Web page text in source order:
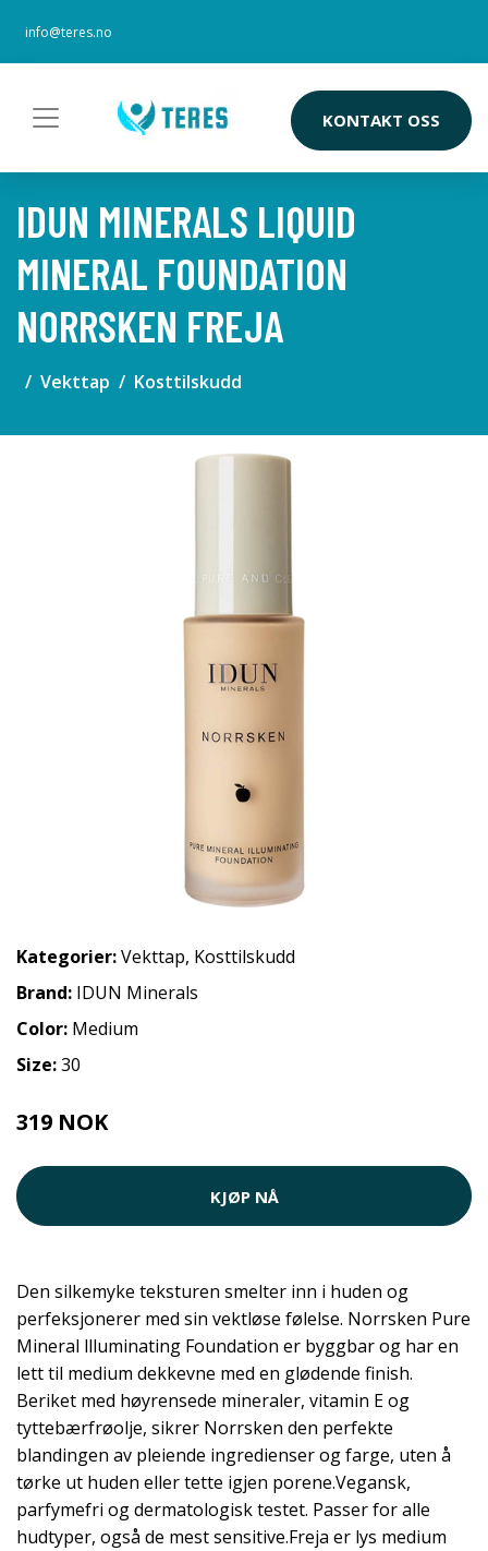
info@teres.no
KONTAKT OSS
IDUN MINERALS LIQUID
MINERAL FOUNDATION
NORRSKEN FREJA
Vekttap Kosttilskudd
Kategorier:Vekttap, Kosttilskudd
Brand: IDUN Minerals
Color: Medium
Size:30
319 NOK
KJØP NÅ
Den silkemyke teksturen smelter inn i huden og
perfeksjonerer med sin vektløse følelse. Norrsken Pure
Mineral llluminating Foundation er byggbar og har en
lett til medium dekkevne med en glødende finish.
Beriket med høyrensede mineraler, vitamin E og
tyttebærfrøolje, sikrer Norrsken den perfekte
blandingen av pleiende ingredienser og farge, uten å
tørke ut huden eller tette igjen porene.Vegansk,
parfymefri og dermatologisk testet. Passer for alle
hudtyper, også de mest sensitive.Freja er lys medium